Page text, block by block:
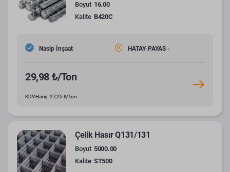
Boyut 16.00
Kalite B420C
Nasip İnşaat HATAY-PAYAS -
29,98 ₺/Ton
KDV Hariç: 27,25 ₺/Ton
Çelik Hasır Q131/131
Boyut 5000.00
Kalite ST500